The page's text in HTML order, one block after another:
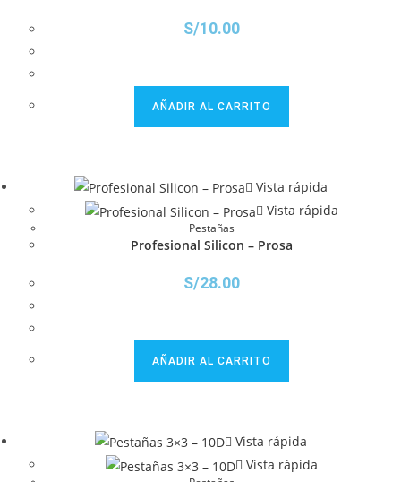
S/10.00
AÑADIR AL CARRITO
Vista rápida
Vista rápida
Pestañas
Profesional Silicon – Prosa
S/28.00
AÑADIR AL CARRITO
Vista rápida
Vista rápida